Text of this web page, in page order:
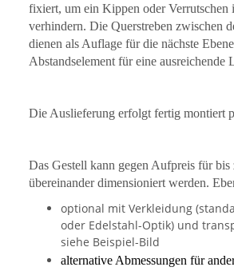
fixiert, um ein Kippen oder Verrutschen
verhindern. Die Querstreben zwischen
dienen als Auflage für die nächste
Abstandselement für eine ausreichende
Die Auslieferung erfolgt fertig montiert
Das Gestell kann gegen Aufpreis für bis
übereinander dimensioniert werden.
optional mit Verkleidung
oder Edelstahl-Optik) und
siehe Beispiel-Bild
alternative Abmessungen für